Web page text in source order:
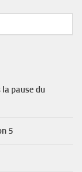
la pause du
5